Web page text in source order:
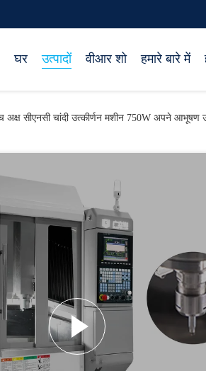
घर उत्पादों वीआर शो हमारे बारे में
अक्ष सीएनसी चांदी उत्कीर्णन मशीन 750W अपने आभूषण